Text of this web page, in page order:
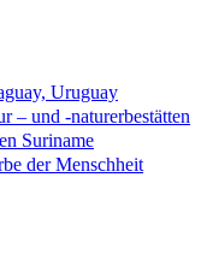
Uruguay
– und -naturerbestätten
Suriname
der Menschheit